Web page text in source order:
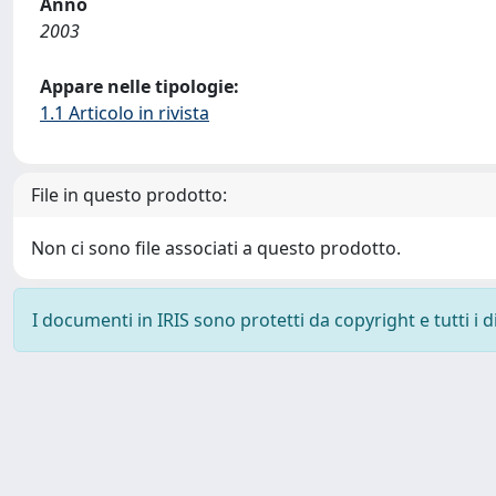
2003
Appare nelle tipologie:
1.1 Articolo in rivista
File in questo prodotto:
Non ci sono file associati a questo prodotto.
I documenti in IRIS sono protetti da copyright e tutti i